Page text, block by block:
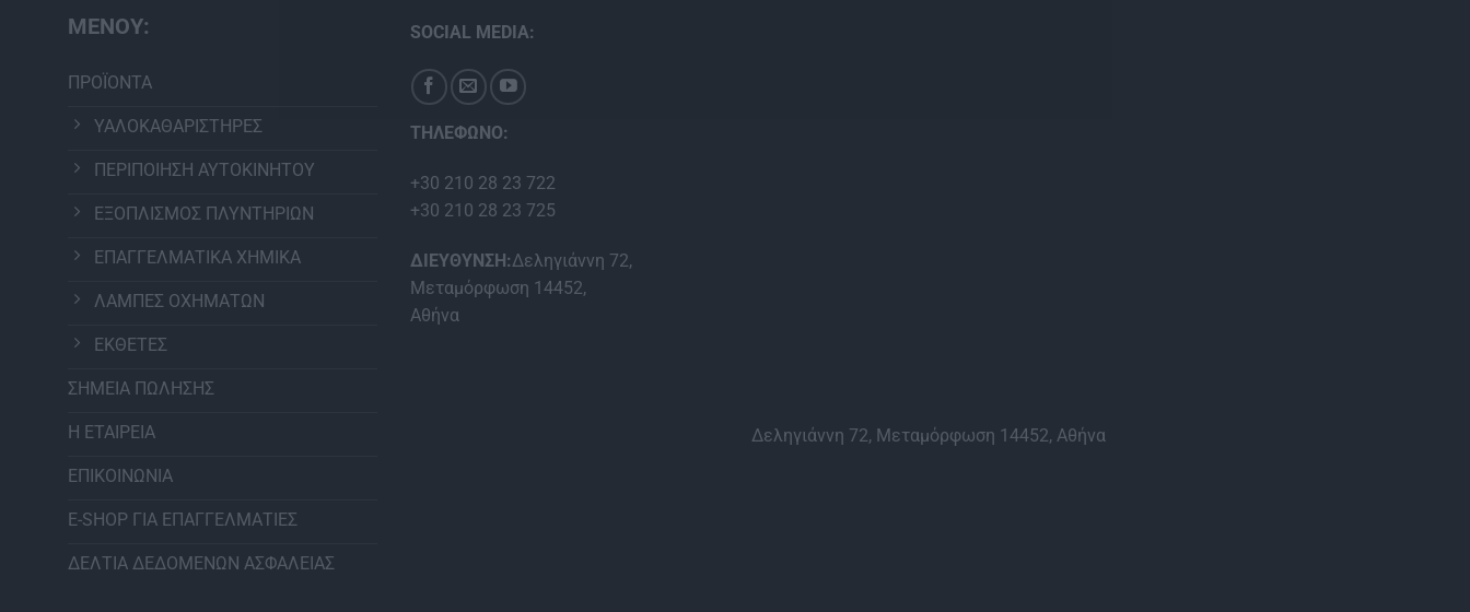
ΜΕΝΟΥ:
ΠΡΟΪΟΝΤΑ
ΥΑΛΟΚΑΘΑΡΙΣΤΗΡΕΣ
ΠΕΡΙΠΟΙΗΣΗ ΑΥΤΟΚΙΝΗΤΟΥ
ΕΞΟΠΛΙΣΜΟΣ ΠΛΥΝΤΗΡΙΩΝ
ΕΠΑΓΓΕΛΜΑΤΙΚΑ ΧΗΜΙΚΑ
ΛΑΜΠΕΣ ΟΧΗΜΑΤΩΝ
ΕΚΘΕΤΕΣ
ΣΗΜΕΙΑ ΠΩΛΗΣΗΣ
Η ΕΤΑΙΡΕΙΑ
ΕΠΙΚΟΙΝΩΝΙΑ
E-SHOP ΓΙΑ ΕΠΑΓΓΕΛΜΑΤΙΕΣ
ΔΕΛΤΙΑ ΔΕΔΟΜΕΝΩΝ ΑΣΦΑΛΕΙΑΣ
SOCIAL MEDIA:
ΤΗΛΕΦΩΝΟ:
+30 210 28 23 722
+30 210 28 23 725
ΔΙΕΥΘΥΝΣΗ:Δεληγιάννη 72,
Μεταμόρφωση 14452,
Αθήνα
Δεληγιάννη 72, Μεταμόρφωση 14452, Αθήνα